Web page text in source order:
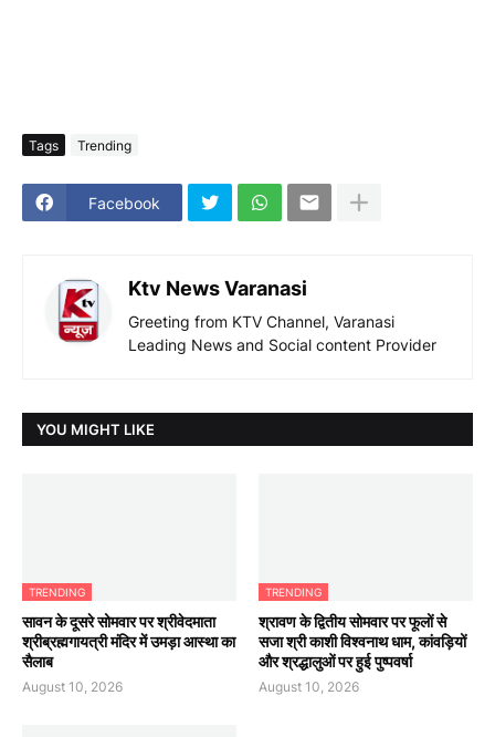
Tags Trending
Facebook
Ktv News Varanasi
Greeting from KTV Channel, Varanasi
Leading News and Social content Provider
YOU MIGHT LIKE
TRENDING
सावन के दूसरे सोमवार पर श्रीवेदमाता
श्रीब्रह्मगायत्री मंदिर में उमड़ा आस्था का
सैलाब
August 10, 2026
TRENDING
श्रावण के द्वितीय सोमवार पर फूलों से
सजा श्री काशी विश्वनाथ धाम, कांवड़ियों
और श्रद्धालुओं पर हुई पुष्पवर्षा
August 10, 2026